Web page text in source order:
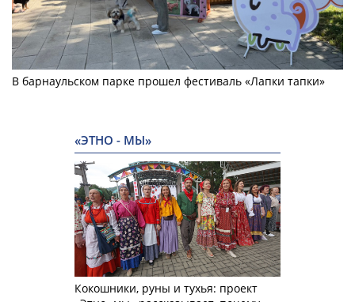
В барнаульском парке прошел фестиваль «Лапки тапки»
«ЭТНО - МЫ»
Кокошники, руны и тухья: проект